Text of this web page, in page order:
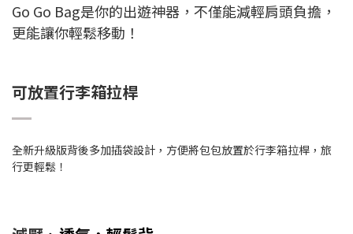
Go Go Bag是你的出遊神器，不僅能減輕肩頭負擔，
更能讓你輕鬆移動！
可放置行李箱拉桿
全新升級版背後多加插袋設計，方便將包包放置於行李箱拉桿，旅
行更輕鬆！